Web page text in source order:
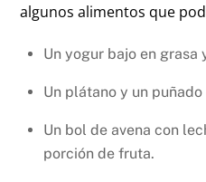
algunos alimentos que
Un yogur bajo en grasa
Un plátano y un
Un bol de avena con
porción de fruta.